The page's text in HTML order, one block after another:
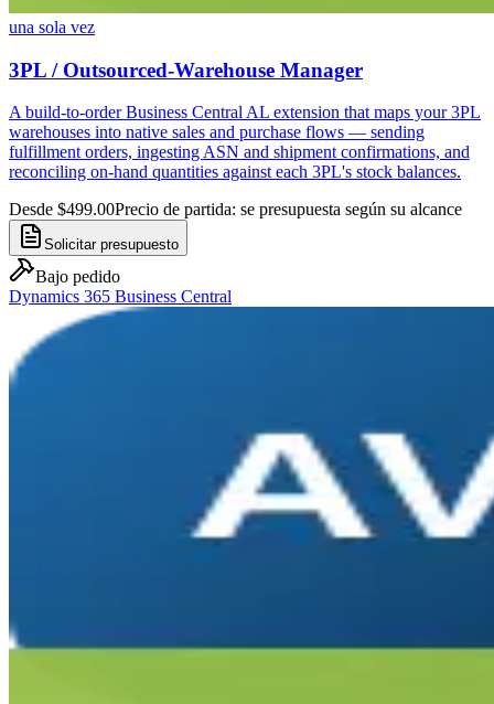
una sola vez
3PL / Outsourced-Warehouse Manager
A build-to-order Business Central AL extension that maps your 3PL
warehouses into native sales and purchase flows — sending
fulfillment orders, ingesting ASN and shipment confirmations, and
reconciling on-hand quantities against each 3PL's stock balances.
Desde $499.00Precio de partida: se presupuesta según su alcance
Solicitar presupuesto
Bajo pedido
Dynamics 365 Business Central